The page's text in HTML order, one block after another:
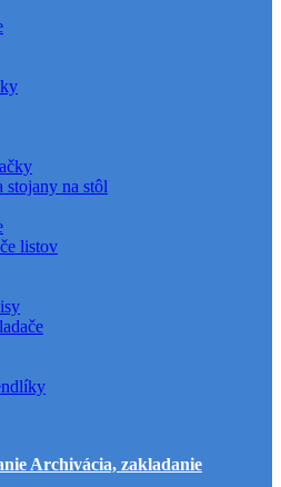
stojany na stôl
listov
Archivácia, zakladanie